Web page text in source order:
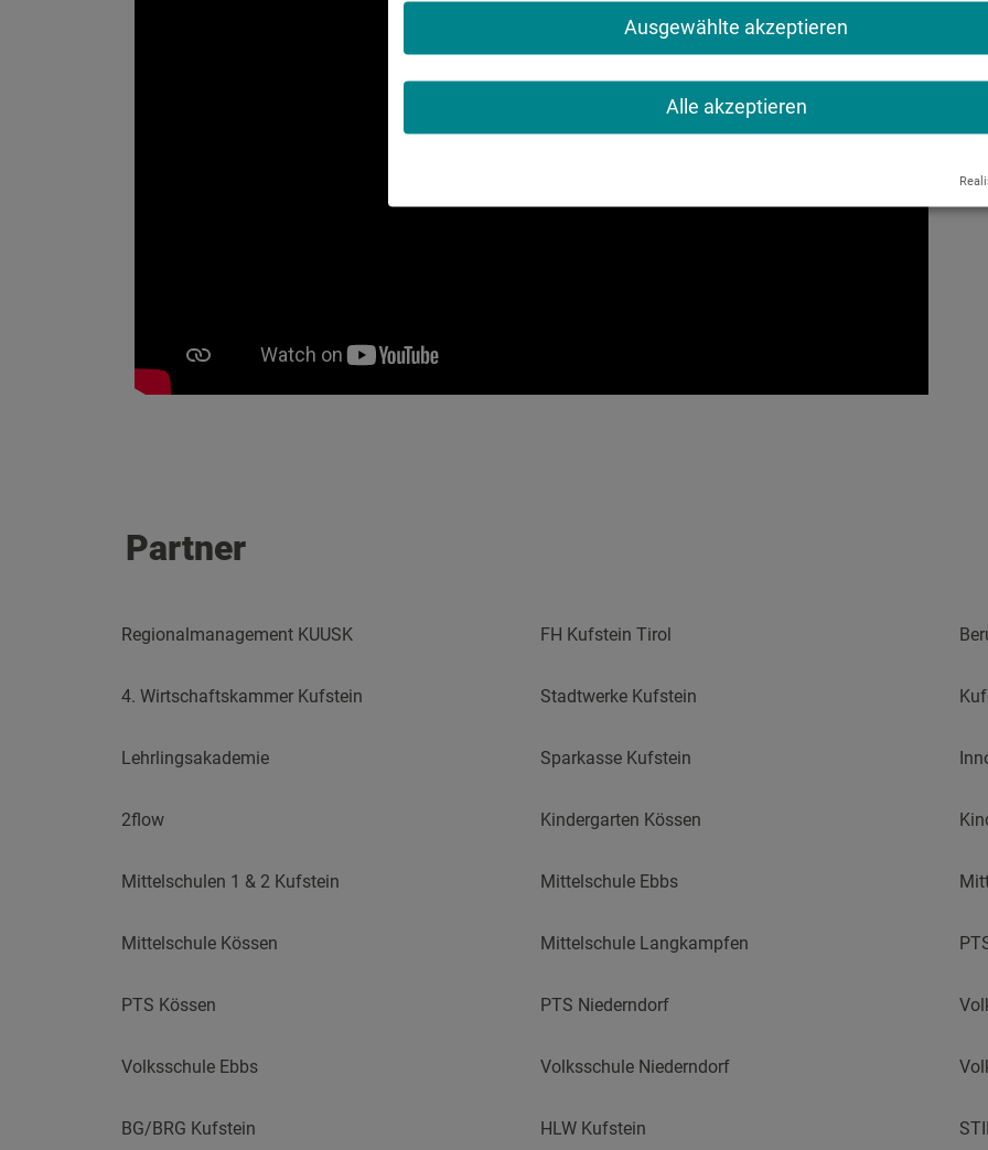
Ausgewählte akzeptieren
Alle akzeptieren
Partner
Regionalmanagement KUUSK FH Kufstein Tirol
4. Wirtschaftskammer Kufstein Stadtwerke Kufstein
Lehrlingsakademie Sparkasse Kufstein
2flow Kindergarten Kössen
Mittelschulen 1 & 2 Kufstein Mittelschule Ebbs
Mittelschule Kössen Mittelschule Langkampfen
PTS Kössen PTS Niederndorf
Volksschule Ebbs Volksschule Niederndorf
BG/BRG Kufstein HLW Kufstein